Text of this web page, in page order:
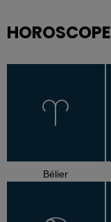
HOROSCOPE
Bélier